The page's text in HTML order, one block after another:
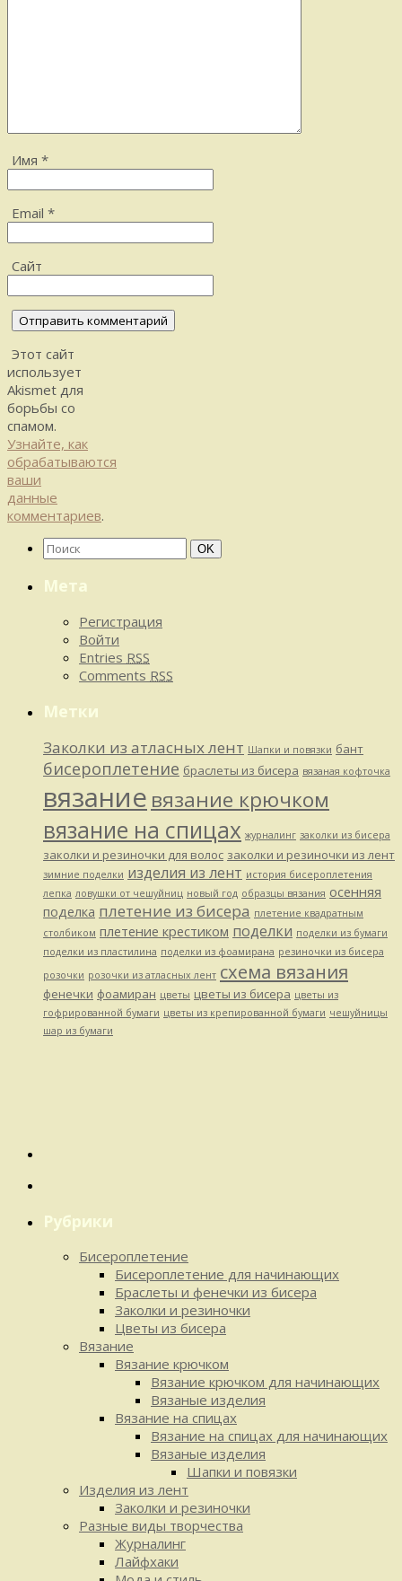
Имя *
Email *
Сайт
Этот сайт
использует
Akismet для
борьбы со
спамом.
Узнайте, как
обрабатываются
ваши
данные
комментариев.
Найти:
Поиск
OK
Мета
Регистрация
Войти
Entries RSS
Comments RSS
Метки
Заколки из атласных лент Шапки и повязки бант
бисероплетение браслеты из бисера вязаная кофточка
вязание вязание крючком
вязание на спицах журналинг заколки из бисера
заколки и резиночки для волос заколки и резиночки из лент
зимние поделки изделия из лент история бисероплетения
лепка ловушки от чешуйниц новый год образцы вязания осенняя
поделка плетение из бисера плетение квадратным
столбиком плетение крестиком поделки поделки из бумаги
поделки из пластилина поделки из фоамирана резиночки из бисера
розочки розочки из атласных лент схема вязания
фенечки фоамиран цветы цветы из бисера цветы из
гофрированной бумаги цветы из крепированной бумаги чешуйницы
шар из бумаги
Рубрики
Бисероплетение
Бисероплетение для начинающих
Браслеты и фенечки из бисера
Заколки и резиночки
Цветы из бисера
Вязание
Вязание крючком
Вязание крючком для начинающих
Вязаные изделия
Вязание на спицах
Вязание на спицах для начинающих
Вязаные изделия
Шапки и повязки
Изделия из лент
Заколки и резиночки
Разные виды творчества
Журналинг
Лайфхаки